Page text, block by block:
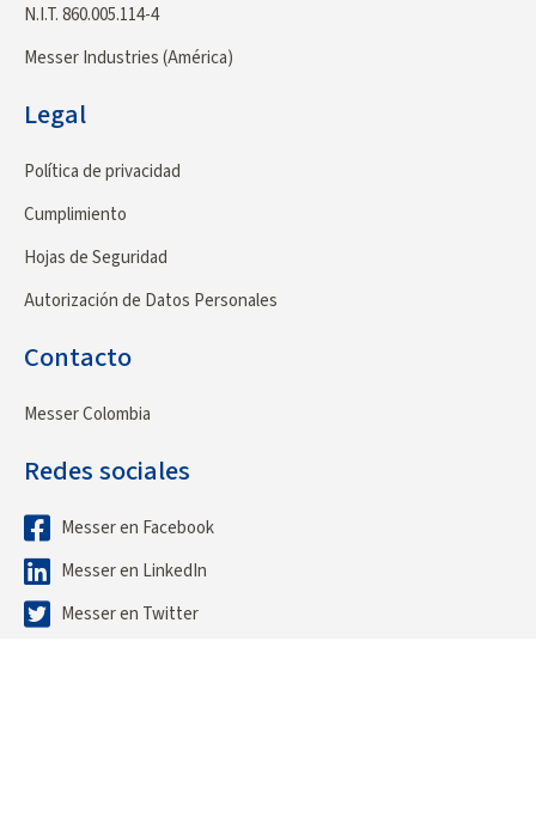
N.I.T. 860.005.114-4
Messer Industries (América)
Legal
Política de privacidad
Cumplimiento
Hojas de Seguridad
Autorización de Datos Personales
Contacto
Messer Colombia
Redes sociales
Messer en Facebook
Messer en LinkedIn
Messer en Twitter